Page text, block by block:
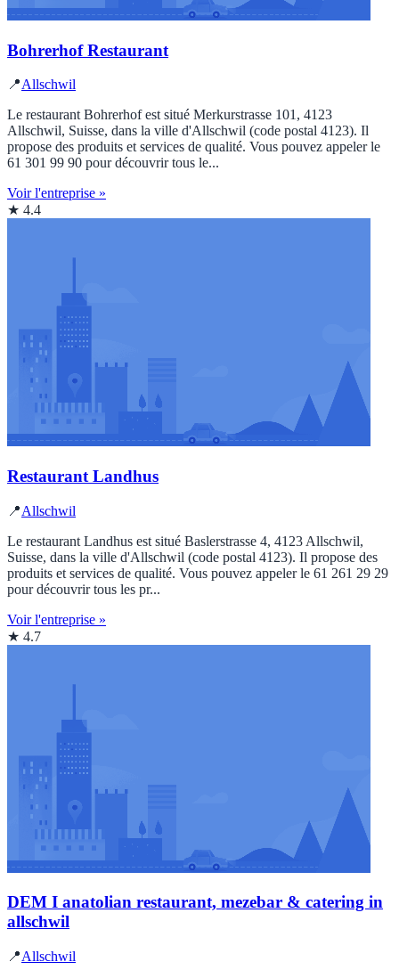
Bohrerhof Restaurant
📍Allschwil
Le restaurant Bohrerhof est situé Merkurstrasse 101, 4123
Allschwil, Suisse, dans la ville d'Allschwil (code postal 4123). Il
propose des produits et services de qualité. Vous pouvez appeler le
61 301 99 90 pour découvrir tous le...
Voir l'entreprise »
★ 4.4
Restaurant Landhus
📍Allschwil
Le restaurant Landhus est situé Baslerstrasse 4, 4123 Allschwil,
Suisse, dans la ville d'Allschwil (code postal 4123). Il propose des
produits et services de qualité. Vous pouvez appeler le 61 261 29 29
pour découvrir tous les pr...
Voir l'entreprise »
★ 4.7
DEM I anatolian restaurant, mezebar & catering in
allschwil
📍Allschwil